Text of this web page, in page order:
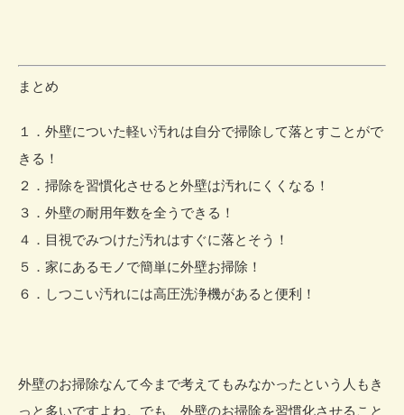
まとめ
１．外壁についた軽い汚れは自分で掃除して落とすことがで
きる！
２．掃除を習慣化させると外壁は汚れにくくなる！
３．外壁の耐用年数を全うできる！
４．目視でみつけた汚れはすぐに落とそう！
５．家にあるモノで簡単に外壁お掃除！
６．しつこい汚れには高圧洗浄機があると便利！
外壁のお掃除なんて今まで考えてもみなかったという人もき
っと多いですよね。でも、外壁のお掃除を習慣化させること